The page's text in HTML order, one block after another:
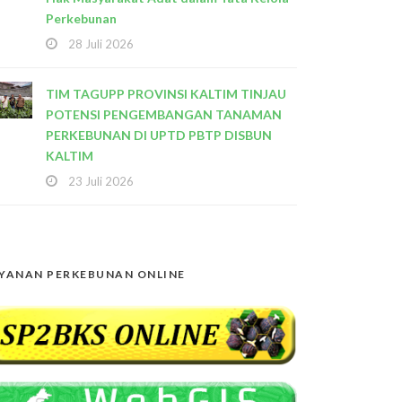
Perkebunan
28 Juli 2026
TIM TAGUPP PROVINSI KALTIM TINJAU
POTENSI PENGEMBANGAN TANAMAN
PERKEBUNAN DI UPTD PBTP DISBUN
KALTIM
23 Juli 2026
PERKEBUNAN ONLINE